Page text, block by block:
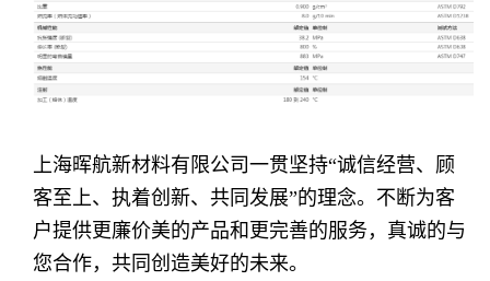
上海晖航新材料有限公司一贯坚持“诚信经营、顾
客至上、执着创新、共同发展”的理念。 不断为客
户提供更廉价美的产品和更完善的服务，真诚的与
您合作，共同创造美好的未来。